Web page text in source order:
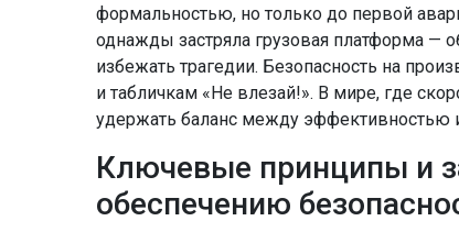
формальностью, но только до первой
однажды застряла грузовая платформа —
избежать трагедии. Безопасность на
и табличкам «Не влезай!». В мире, где
удержать баланс между эффективностью
Ключевые принципы и
обеспечению